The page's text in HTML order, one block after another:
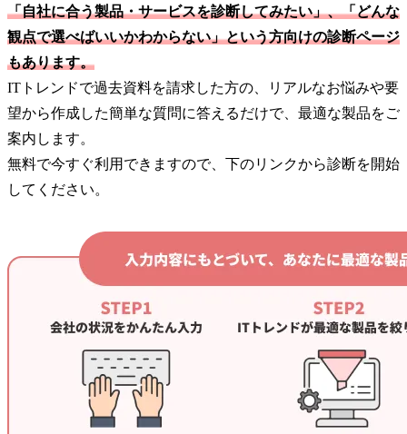
「自社に合う製品・サービスを診断してみたい」、「どんな
観点で選べばいいかわからない」という方向けの診断ページ
もあります。
ITトレンドで過去資料を請求した方の、リアルなお悩みや要
望から作成した簡単な質問に答えるだけで、最適な製品をご
案内します。
無料で今すぐ利用できますので、下のリンクから診断を開始
してください。